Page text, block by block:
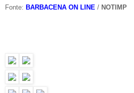
Fonte: BARBACENA ON LINE / NOTIMP